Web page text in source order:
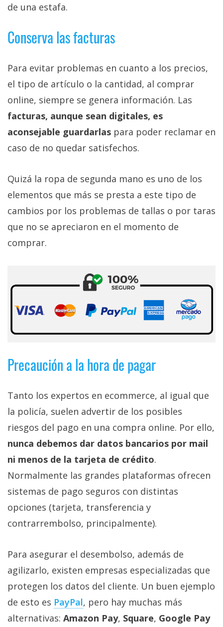
de una estafa.
Conserva las facturas
Para evitar problemas en cuanto a los precios,
el tipo de artículo o la cantidad, al comprar
online, siempre se genera información. Las
facturas, aunque sean digitales, es
aconsejable guardarlas para poder reclamar en
caso de no quedar satisfechos.
Quizá la ropa de segunda mano es uno de los
elementos que más se presta a este tipo de
cambios por los problemas de tallas o por taras
que no se apreciaron en el momento de
comprar.
Precaución a la hora de pagar
Tanto los expertos en ecommerce, al igual que
la policía, suelen advertir de los posibles
riesgos del pago en una compra online. Por ello,
nunca debemos dar datos bancarios por mail
ni menos de la tarjeta de crédito.
Normalmente las grandes plataformas ofrecen
sistemas de pago seguros con distintas
opciones (tarjeta, transferencia y
contrarrembolso, principalmente).
Para asegurar el desembolso, además de
agilizarlo, existen empresas especializadas que
protegen los datos del cliente. Un buen ejemplo
de esto es PayPal, pero hay muchas más
alternativas: Amazon Pay, Square, Google Pay